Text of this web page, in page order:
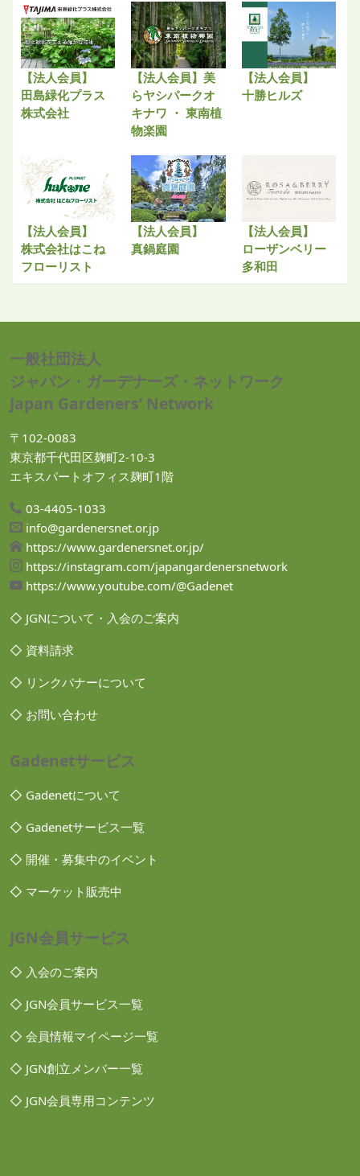
【法人会員】
田島緑化プラス
株式会社
【法人会員】美
らヤシパークオ
キナワ ・ 東南植
物楽園
【法人会員】
十勝ヒルズ
【法人会員】
株式会社はこね
フローリスト
【法人会員】
真鍋庭園
【法人会員】
ローザンベリー
多和田
一般社団法人
ジャパン・ガーデナーズ・ネットワーク
Japan Gardeners’ Network
〒102-0083
東京都千代田区麹町2-10-3
エキスパートオフィス麹町1階
03-4405-1033
info@gardenersnet.or.jp
https://www.gardenersnet.or.jp/
https://instagram.com/japangardenersnetwork
https://www.youtube.com/@Gadenet
◇ JGNについて・入会のご案内
◇ 資料請求
◇ リンクバナーについて
◇ お問い合わせ
Gadenetサービス
◇ Gadenetについて
◇ Gadenetサービス一覧
◇ 開催・募集中のイベント
◇ マーケット販売中
JGN会員サービス
◇ 入会のご案内
◇ JGN会員サービス一覧
◇ 会員情報マイページ一覧
◇ JGN創立メンバー一覧
◇ JGN会員専用コンテンツ